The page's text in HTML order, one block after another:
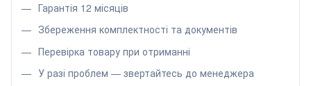
Гарантія 12 місяців
Збереження комплектності та документів
Перевірка товару при отриманні
У разі проблем — звертайтесь до менеджера